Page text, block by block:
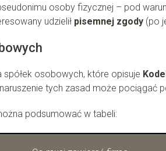
osoby fizycznej – pod
udzielił pisemnej zgody (po
osobowych, które opisuje
tych zasad może pociągać
podsumować w tabeli: